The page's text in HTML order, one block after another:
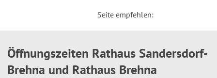
Seite empfehlen:
Öffnungszeiten Rathaus Sandersdorf-
Brehna und Rathaus Brehna